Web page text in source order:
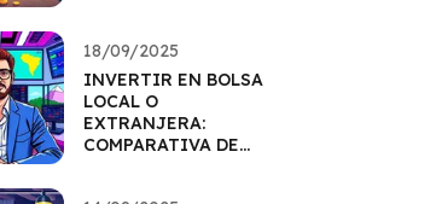
18/09/2025
INVERTIR EN BOLSA
LOCAL O
EXTRANJERA:
COMPARATIVA DE